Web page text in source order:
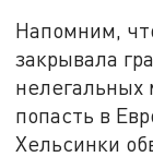
Напомним,
закрывала
нелегальных
попасть в
Хельсинки